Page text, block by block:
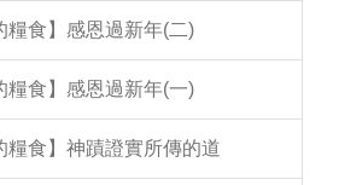
糧食】感恩過新年(二)
糧食】感恩過新年(一)
糧食】神蹟證實所傳的道